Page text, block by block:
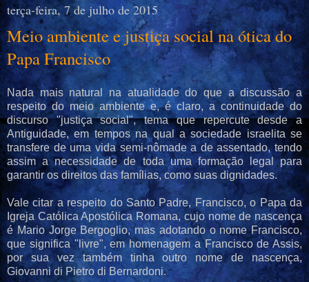
terça-feira, 7 de julho de 2015
Meio ambiente e justiça social na ótica do
Papa Francisco
Nada mais natural na atualidade do que a discussão a
respeito do meio ambiente e, é claro, a continuidade do
discurso "justiça social", tema que repercute desde a
Antiguidade, em tempos na qual a sociedade israelita se
transfere de uma vida semi-nômade a de assentado, tendo
assim a necessidade de toda uma formação legal para
garantir os direitos das famílias, como suas dignidades.
Vale citar a respeito do Santo Padre, Francisco, o Papa da
Igreja Católica Apostólica Romana, cujo nome de nascença
é Mario Jorge Bergoglio, mas adotando o nome Francisco,
que significa "livre", em homenagem a Francisco de Assis,
por sua vez também tinha outro nome de nascença,
Giovanni di Pietro di Bernardoni.